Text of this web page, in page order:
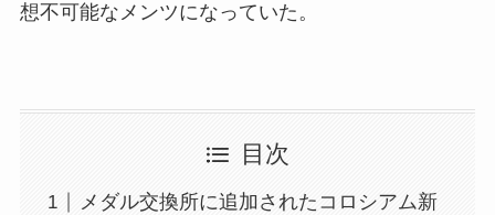
想不可能なメンツになっていた。
目次
メダル交換所に追加されたコロシアム新